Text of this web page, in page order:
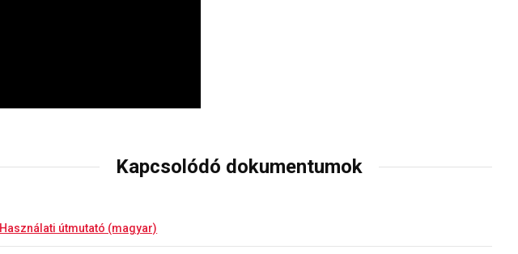
Kapcsolódó dokumentumok
Használati útmutató (magyar)